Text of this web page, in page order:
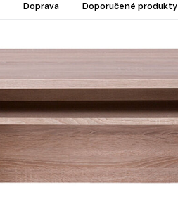
Doprava Doporučené produkty